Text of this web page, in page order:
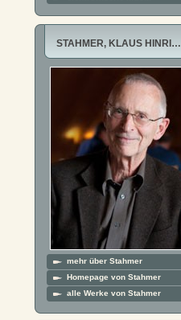
STAHMER, KLAUS HINRI…
mehr über Stahmer
Homepage von Stahmer
alle Werke von Stahmer